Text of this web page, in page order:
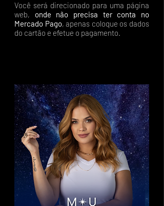
Você será direcionado para uma página
web, onde não precisa ter conta no
Mercado Pago, apenas coloque os dados
do cartão e efetue o pagamento.